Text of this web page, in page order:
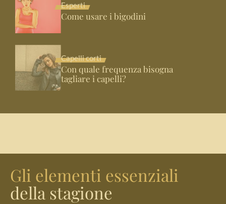
Esperti
Come usare i bigodini
Capelli corti
Con quale frequenza bisogna
tagliare i capelli?
Gli elementi essenziali
della stagione